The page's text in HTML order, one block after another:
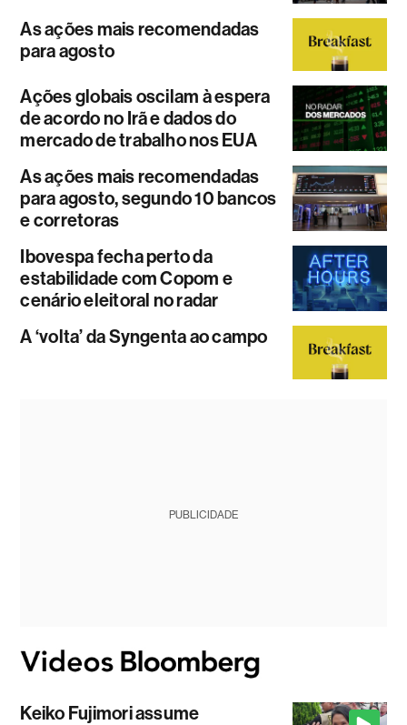
As ações mais recomendadas
para agosto
Ações globais oscilam à espera
de acordo no Irã e dados do
mercado de trabalho nos EUA
As ações mais recomendadas
para agosto, segundo 10 bancos
e corretoras
Ibovespa fecha perto da
estabilidade com Copom e
cenário eleitoral no radar
A ‘volta’ da Syngenta ao campo
PUBLICIDADE
Keiko Fujimori assume